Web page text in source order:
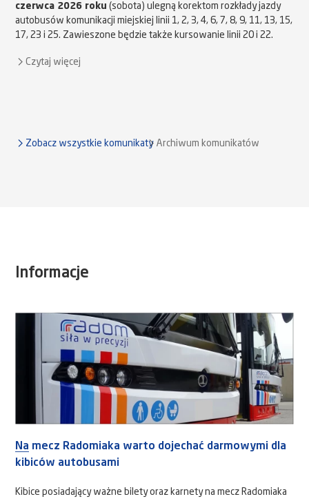
czerwca 2026 roku (sobota) ulegną korektom rozkłady jazdy
autobusów komunikacji miejskiej linii 1, 2, 3, 4, 6, 7, 8, 9, 11, 13, 15,
17, 23 i 25. Zawieszone będzie także kursowanie linii 20 i 22.
Czytaj więcej
Zobacz wszystkie komunikaty Archiwum komunikatów
Informacje
Na mecz Radomiaka warto dojechać darmowymi dla
kibiców autobusami
Kibice posiadający ważne bilety oraz karnety na mecz Radomiaka